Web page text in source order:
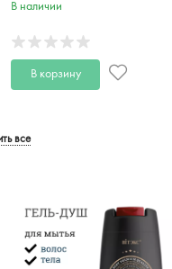
В наличии
В корзину
все